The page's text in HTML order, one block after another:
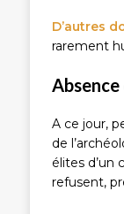
D’autres
rarement
A ce jour,
de
élites d’un
refusent,